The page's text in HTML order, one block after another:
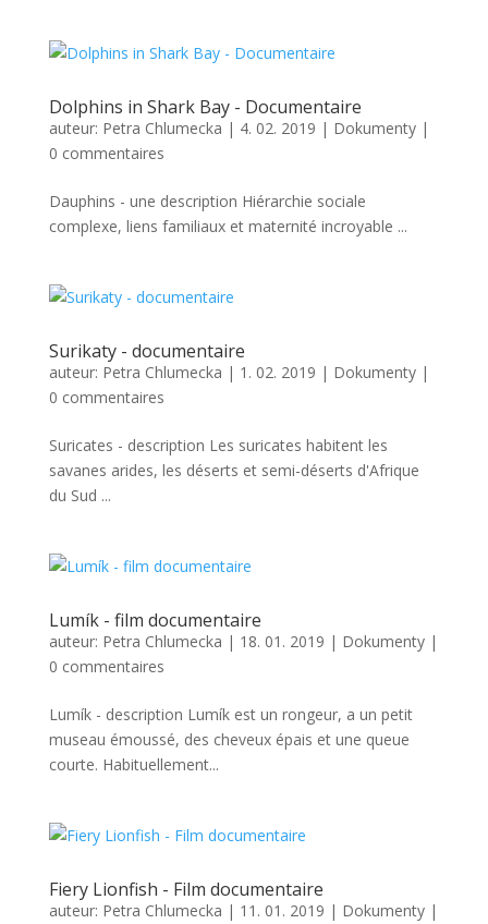
Dolphins in Shark Bay - Documentaire
auteur: Petra Chlumecka | 4. 02. 2019 | Dokumenty|
0 commentaires
Dauphins - une description Hiérarchie sociale
complexe, liens familiaux et maternité incroyable ...
Surikaty - documentaire
auteur: Petra Chlumecka | 1. 02. 2019 | Dokumenty|
0 commentaires
Suricates - description Les suricates habitent les
savanes arides, les déserts et semi-déserts d'Afrique
du Sud ...
Lumík - film documentaire
auteur: Petra Chlumecka | 18. 01. 2019 | Dokumenty|
0 commentaires
Lumík - description Lumík est un rongeur, a un petit
museau émoussé, des cheveux épais et une queue
courte. Habituellement...
Fiery Lionfish - Film documentaire
auteur: Petra Chlumecka | 11. 01. 2019 | Dokumenty|